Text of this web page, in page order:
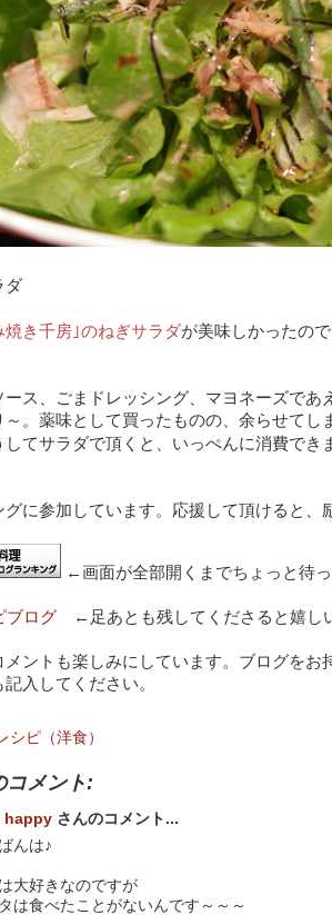
ダ
焼き千房｣のねぎサラダが美味しかったの
ース、ごまドレッシング、マヨネーズであ
～。薬味として買ったものの、余らせてし
してサラダで頂くと、いっぺんに消費でき
グに参加しています。応援して頂けると、
←画面が全部開くまでちょっと待っ
←足あとも残してくださると嬉し
メントも楽しみにしています。ブログを
入してください。
シピ（洋食）
コメント:
happy さんのコメント...
んは♪
大好きなのですが
は食べたことがないんです～～～